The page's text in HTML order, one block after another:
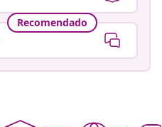
Recomendado